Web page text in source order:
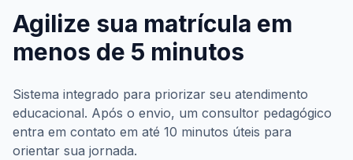
Agilize sua matrícula em
menos de 5 minutos
Sistema integrado para priorizar seu atendimento
educacional. Após o envio, um consultor pedagógico
entra em contato em até 10 minutos úteis para
orientar sua jornada.